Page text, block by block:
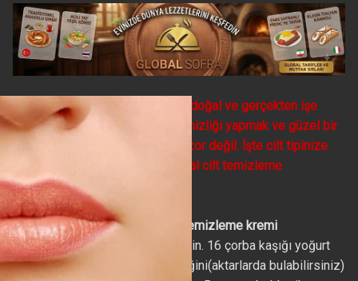
Evinizde uygulayabileceğiniz doğal ve gerçekten işe
yarayacak yöntemlerle cilt temizliği yapmak ve güzel bir
cilde sahip olmak o kadar da zor değil. İşte cilt tipinize
göre uygulayabileceğiniz doğal cilt temizleme
yöntemleri…
Tüm ciltler için yoğurtlu ballı temizleme kremi
3 çorba kaşığı balı ısıtarak eritin. 16 çorba kaşığı yoğurt
ve 5 çorba kaşığı mürver çiçeğini(aktarlarda bulabilirsiniz)